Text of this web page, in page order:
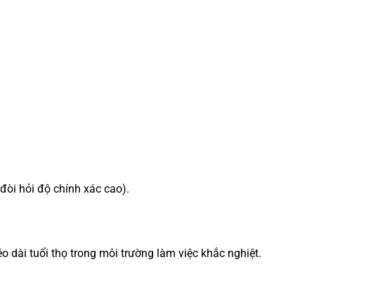
hỏi độ chính xác cao).
dài tuổi thọ trong môi trường làm việc khắc nghiệt.